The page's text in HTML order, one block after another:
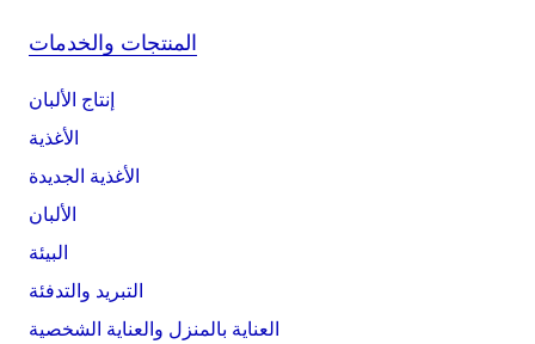
المنتجات والخدمات
إنتاج الألبان
الأغذية
الأغذية الجديدة
الألبان
البيئة
التبريد والتدفئة
العناية بالمنزل والعناية الشخصية